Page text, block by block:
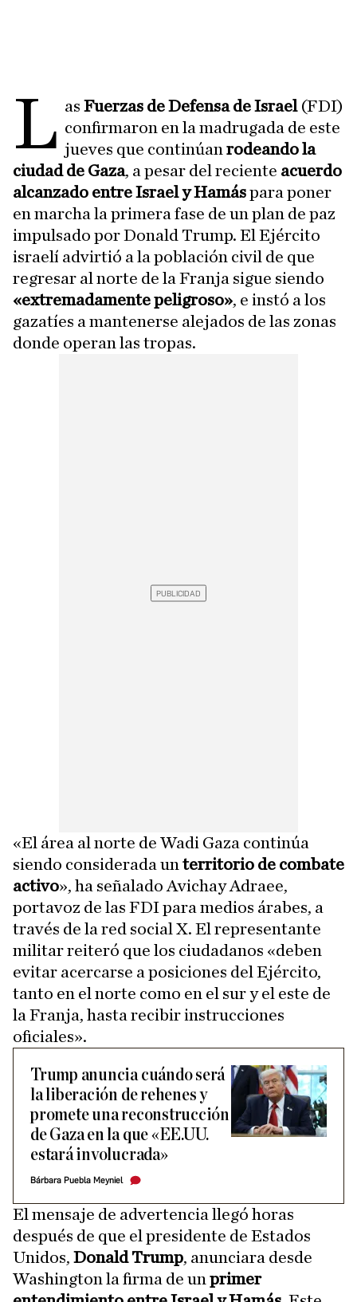
L asFuerzas de Defensa de Israel (FDI)
confirmaron en la madrugada de este
jueves que continúanrodeando la
ciudad de Gaza, a pesar del reciente acuerdo
alcanzado entre Israel y Hamáspara poner
en marcha la primera fase de un plan de paz
impulsado por Donald Trump. El Ejército
israelí advirtió a la población civil de que
regresar al norte de la Franja sigue siendo
«extremadamente peligroso», e instó a los
gazatíes a mantenerse alejados de las zonas
donde operan las tropas.
«El área al norte de Wadi Gaza continúa
siendo considerada un territorio de combate
activo», ha señalado Avichay Adraee,
portavoz de las FDI para medios árabes, a
través de la red social X. El representante
militar reiteró que los ciudadanos «deben
evitar acercarse a posiciones del Ejército,
tanto en el norte como en el sur y el este de
la Franja, hasta recibir instrucciones
oficiales».
Trump anuncia cuándo será
la liberación de rehenes y
promete una reconstrucción
de Gaza en la que «EE.UU.
estará involucrada»
Bárbara Puebla Meyniel
El mensaje de advertencia llegó horas
después de que el presidente de Estados
Unidos, Donald Trump, anunciara desde
Washington la firma de un primer